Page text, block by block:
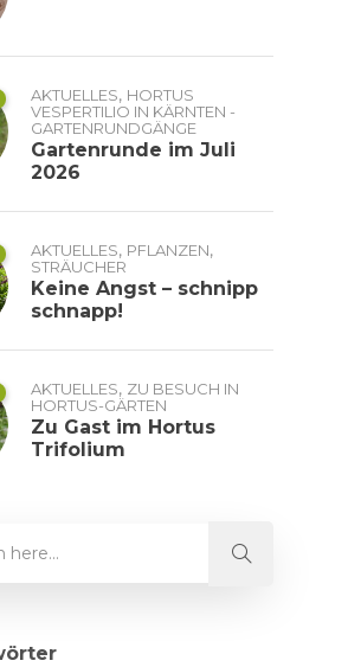
AKTUELLES, HORTUS
VESPERTILIO IN KÄRNTEN -
GARTENRUNDGÄNGE
Gartenrunde im Juli
2026
AKTUELLES, PFLANZEN,
STRÄUCHER
Keine Angst – schnipp
schnapp!
AKTUELLES, ZU BESUCH IN
HORTUS-GÄRTEN
Zu Gast im Hortus
Trifolium